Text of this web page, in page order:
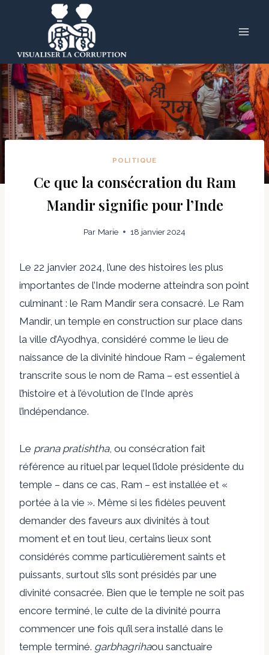
POLITIQUE
Ce que la consécration du Ram
Mandir signifie pour l’Inde
Par Marie 18 janvier 2024
Le 22 janvier 2024, l’une des histoires les plus
importantes de l’Inde moderne atteindra son point
culminant : le Ram Mandir sera consacré. Le Ram
Mandir, un temple en construction sur place dans
la ville d’Ayodhya, considéré comme le lieu de
naissance de la divinité hindoue Ram – également
transcrite sous le nom de Rama – est essentiel à
l’histoire et à l’évolution de l’Inde après
l’indépendance.
Le prana pratishtha, ou consécration fait
référence au rituel par lequel l’idole présidente du
temple – dans ce cas, Ram – est installée et «
portée à la vie ». Même si les fidèles peuvent
demander des faveurs aux divinités à tout
moment et en tout lieu, certains lieux sont
considérés comme particulièrement saints et
puissants, surtout s’ils sont présidés par une
divinité consacrée. Bien que le temple ne soit pas
encore terminé, le culte de la divinité pourra
commencer une fois qu’il sera installé dans le
temple terminé. garbhagrihaou sanctuaire